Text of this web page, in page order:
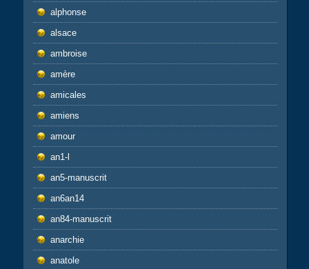
alphonse
alsace
ambroise
amère
amicales
amiens
amour
an1-l
an5-manuscrit
an6an14
an84-manuscrit
anarchie
anatole